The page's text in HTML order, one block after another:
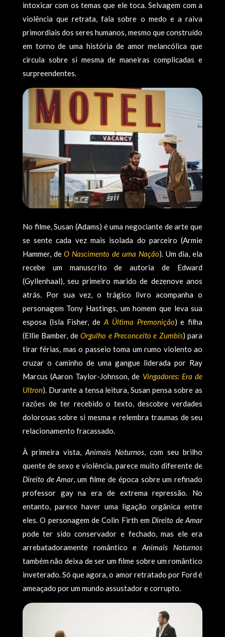
intoxicar com os temas que ele toca. Selvagem com a
violência que retrata, fala sobre o medo e a raiva
primordiais dos seres humanos, mesmo que construído
em torno de uma história de amor melancólica que
circula sobre si mesma de maneiras complicadas e
surpreendentes.
No filme, Susan (Adams) é uma negociante de arte que
se sente cada vez mais isolada do parceiro (Armie
Hammer, deO Nascimento de uma Nação). Um dia, ela
recebe um manuscrito de autoria de Edward
(Gyllenhaal), seu primeiro marido de dezenove anos
atrás. Por sua vez, o trágico livro acompanha o
personagem Tony Hastings, um homem que leva sua
esposa (Isla Fisher, de A Última Premonição) e filha
(Ellie Bamber, deOrgulho e Preconceito e Zumbis) para
tirar férias, mas o passeio toma um rumo violento ao
cruzar o caminho de uma gangue liderada por Ray
Marcus (Aaron Taylor-Johnson, de Vingadores: Era de
Ultron). Durante a tensa leitura, Susan pensa sobre as
razões de ter recebido o texto, descobre verdades
dolorosas sobre si mesma e relembra traumas de seu
relacionamento fracassado.
À primeira vista, Animais Noturnos, com seu brilho
quente de sexo e violência, parece muito diferente de
Direito de Amar, um filme de época sobre um refinado
professor gay na era de extrema repressão. No
entanto, parece haver uma ligação orgânica entre
eles. O personagem de Colin Firth em Direito de Amar
pode ter sido conservador e fechado, mas ele era
arrebatadoramente romântico eAnimais Noturnos
também não deixa de ser um filme sobre um romântico
inveterado. Só que agora, o amor retratado por Ford é
ameaçado por um mundo assustador e corrupto.